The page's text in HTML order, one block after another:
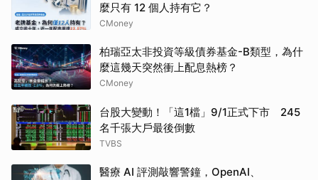
麼只有 12 個人持有它？
CMoney
柏瑞亞太非投資等級債券基金-B類型，為什
麼這幾天突然衝上配息熱榜？
CMoney
台股大變動！「這1檔」9/1正式下市 245
名千張大戶最後倒數
TVBS
醫療 AI 評測敲響警鐘，OpenAI、